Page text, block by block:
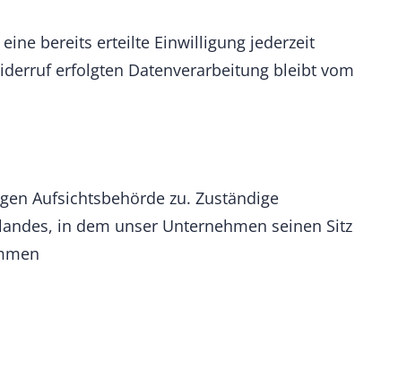
bereits erteilte Einwilligung jederzeit
erfolgten Datenverarbeitung bleibt vom
Aufsichtsbehörde zu. Zuständige
in dem unser Unternehmen seinen Sitz